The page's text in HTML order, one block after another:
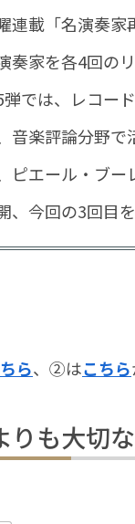
連載「名演奏家
奏家を各4回の
では、レコー
音楽評論分野で
ピエール・ブー
、今回の3回目
ら、②はこちら
りも大切